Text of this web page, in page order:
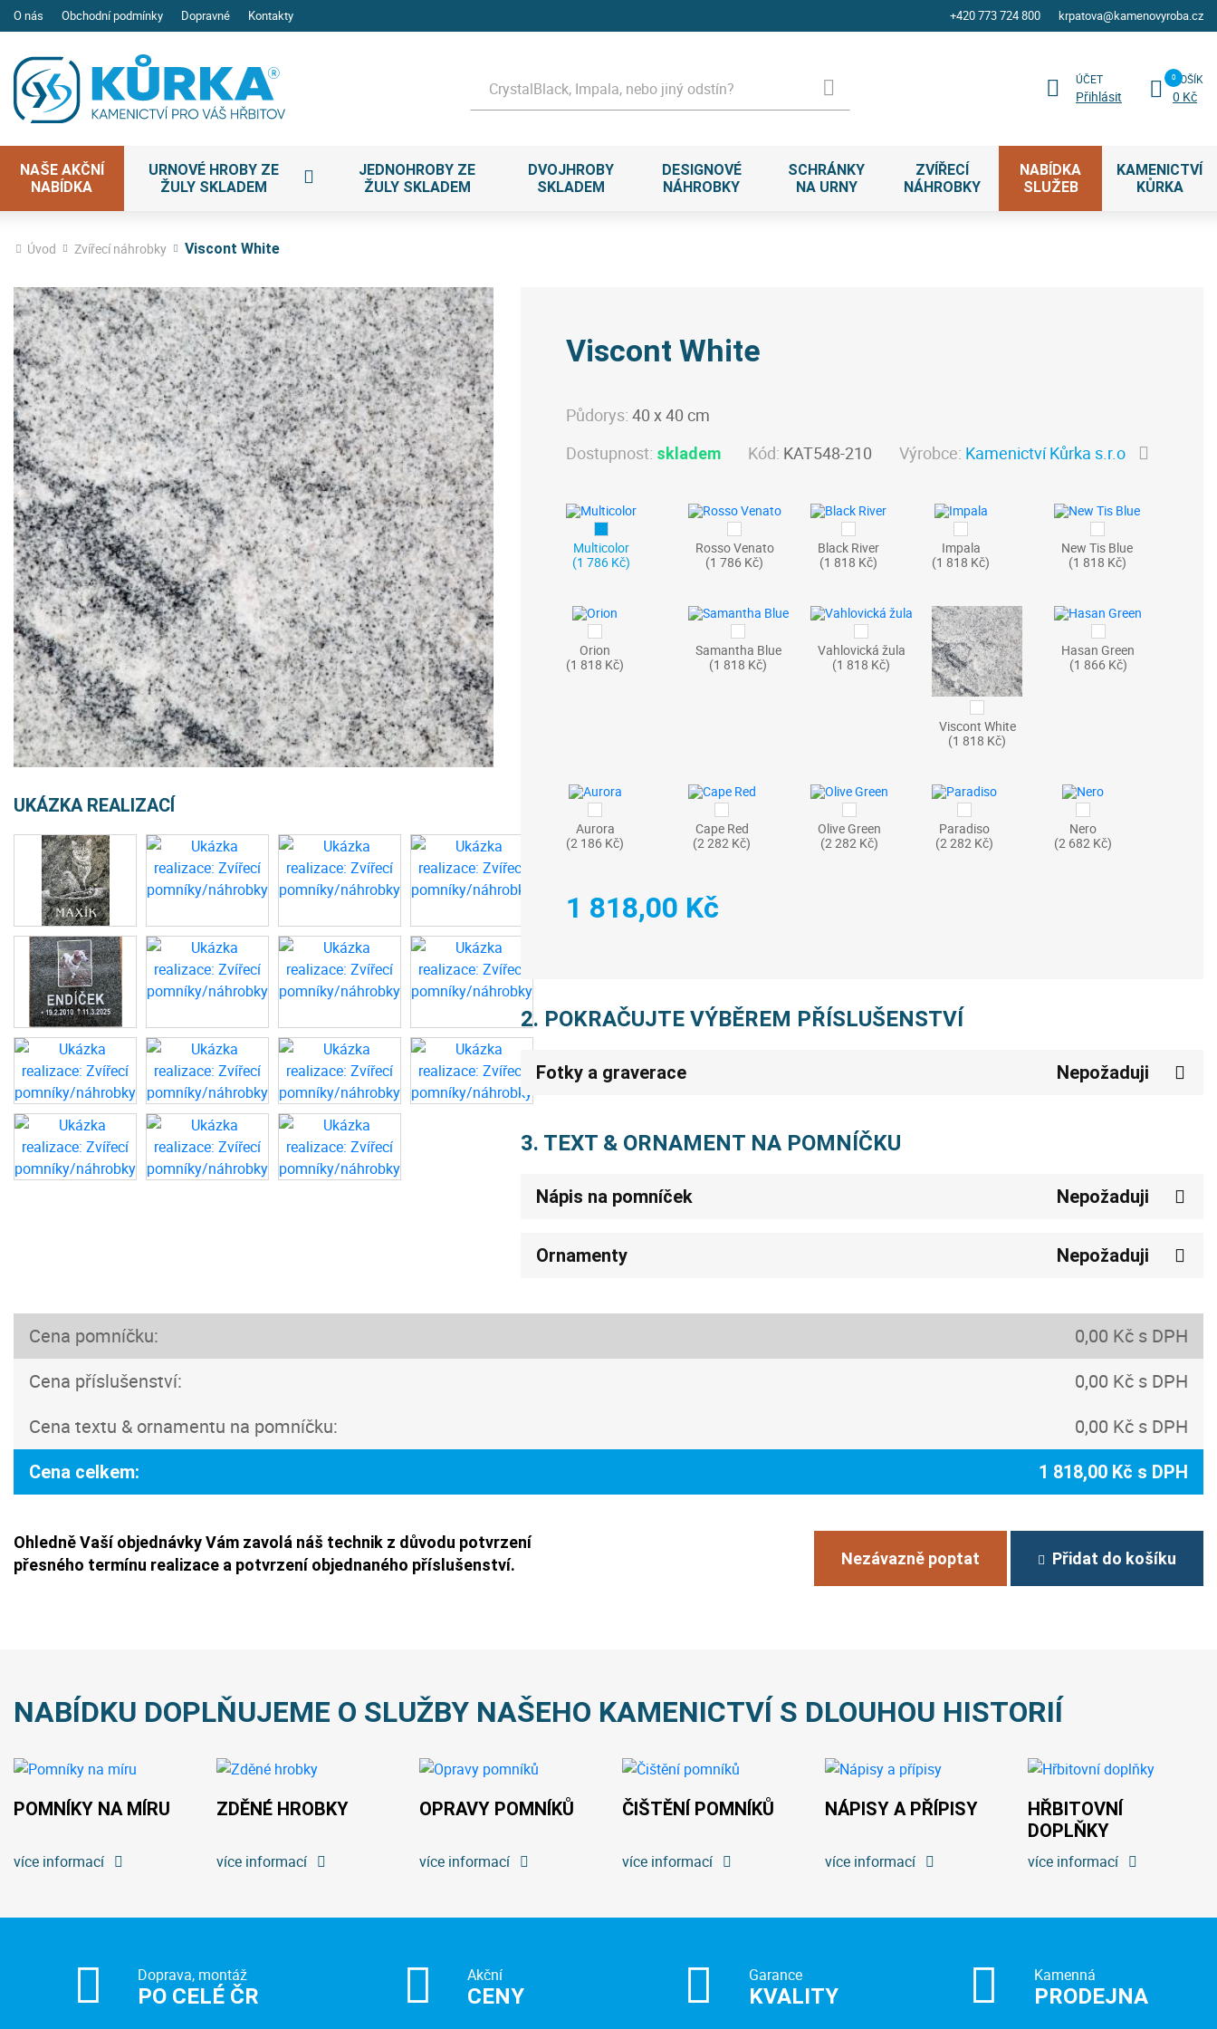
O nás Obchodní podmínky Dopravné Kontakty +420 773 724 800 krpatova@kamenovyroba.cz
ÚČET
Přihlásit
KOŠÍK
0 Kč
NAŠE AKČNÍ
NABÍDKA
URNOVÉ HROBY ZE
ŽULY SKLADEM
JEDNOHROBY ZE
ŽULY SKLADEM
DVOJHROBY
SKLADEM
DESIGNOVÉ
NÁHROBKY
SCHRÁNKY
NA URNY
ZVÍŘECÍ
NÁHROBKY
NABÍDKA
SLUŽEB
KAMENICTVÍ
KŮRKA
Úvod Zvířecí náhrobky Viscont White
UKÁZKA REALIZACÍ
Viscont White
Půdorys: 40 x 40 cm
Dostupnost: skladem Kód: KAT548-210 Výrobce: Kamenictví Kůrka s.r.o
Multicolor
(1 786 Kč)
Rosso Venato
(1 786 Kč)
Black River
(1 818 Kč)
Impala
(1 818 Kč)
New Tis Blue
(1 818 Kč)
Orion
(1 818 Kč)
Samantha Blue
(1 818 Kč)
Vahlovická žula
(1 818 Kč)
Viscont White
(1 818 Kč)
Hasan Green
(1 866 Kč)
Aurora
(2 186 Kč)
Cape Red
(2 282 Kč)
Olive Green
(2 282 Kč)
Paradiso
(2 282 Kč)
Nero
(2 682 Kč)
1 818,00 Kč
2. POKRAČUJTE VÝBĚREM PŘÍSLUŠENSTVÍ
Fotky a graverace Nepožaduji
3. TEXT & ORNAMENT NA POMNÍČKU
Nápis na pomníček Nepožaduji
Ornamenty Nepožaduji
Cena pomníčku:
0,00 Kč s DPH
Cena příslušenství:
0,00 Kč s DPH
Cena textu & ornamentu na pomníčku:
0,00 Kč s DPH
Cena celkem: 1 818,00 Kč s DPH
Ohledně Vaší objednávky Vám zavolá náš technik z důvodu potvrzení
přesného termínu realizace a potvrzení objednaného příslušenství.
Nezávazně poptat Přidat do košíku
NABÍDKU DOPLŇUJEME O SLUŽBY NAŠEHO KAMENICTVÍ S DLOUHOU HISTORIÍ
POMNÍKY NA MÍRU
více informací
ZDĚNÉ HROBKY
více informací
OPRAVY POMNÍKŮ
více informací
ČIŠTĚNÍ POMNÍKŮ
více informací
NÁPISY A PŘÍPISY
více informací
HŘBITOVNÍ
DOPLŇKY
více informací
Doprava, montáž
PO CELÉ ČR
Akční
CENY
Garance
KVALITY
Kamenná
PRODEJNA